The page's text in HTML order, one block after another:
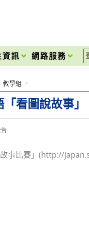
資訊 網路服務
看圖說故事
教學組 >
事比賽」(http://